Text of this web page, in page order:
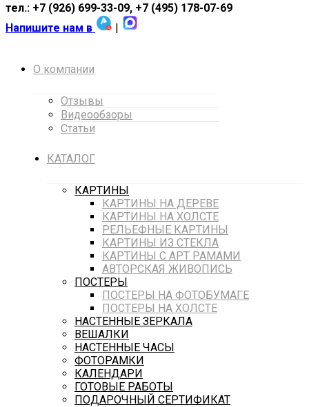
тел.: +7 (926) 699-33-09, +7 (495) 178-07-69
Напишите нам в
|
О компании
Отзывы
Видеообзоры
Статьи
КАТАЛОГ
КАРТИНЫ
КАРТИНЫ НА ДЕРЕВЕ
КАРТИНЫ НА ХОЛСТЕ
РЕЛЬЕФНЫЕ КАРТИНЫ
КАРТИНЫ ИЗ СТЕКЛА
КАРТИНЫ С АРТ РАМАМИ
АВТОРСКАЯ ЖИВОПИСЬ
ПОСТЕРЫ
ПОСТЕРЫ НА ФОТОБУМАГЕ
ПОСТЕРЫ НА ХОЛСТЕ
НАСТЕННЫЕ ЗЕРКАЛА
ВЕШАЛКИ
НАСТЕННЫЕ ЧАСЫ
ФОТОРАМКИ
КАЛЕНДАРИ
ГОТОВЫЕ РАБОТЫ
ПОДАРОЧНЫЙ СЕРТИФИКАТ